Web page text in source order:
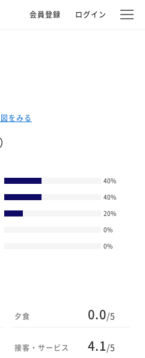
会員登録 ログイン
をみる
40%
40%
20%
0%
0%
夕食 0.0/5
接客・サービス 4.1/5